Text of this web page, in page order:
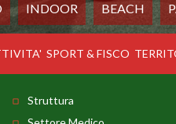
INDOOR BEACH
SPORT & FISCO
Struttura